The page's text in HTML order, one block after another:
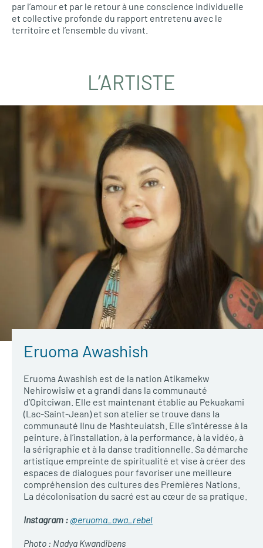
par l’amour et par le retour à une conscience individuelle
et collective profonde du rapport entretenu avec le
territoire et l’ensemble du vivant.
L’ARTISTE
Eruoma Awashish
Eruoma Awashish est de la nation Atikamekw
Nehirowisiw et a grandi dans la communauté
d’Opitciwan. Elle est maintenant établie au Pekuakami
(Lac-Saint-Jean) et son atelier se trouve dans la
communauté Ilnu de Mashteuiatsh. Elle s’intéresse à la
peinture, à l’installation, à la performance, à la vidéo, à
la sérigraphie et à la danse traditionnelle. Sa démarche
artistique empreinte de spiritualité et vise à créer des
espaces de dialogues pour favoriser une meilleure
compréhension des cultures des Premières Nations.
La décolonisation du sacré est au cœur de sa pratique.
Instagram : @eruoma_awa_rebel
Photo : Nadya Kwandibens